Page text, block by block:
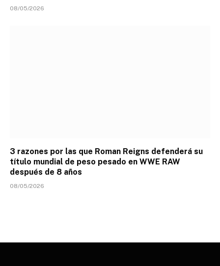
08/05/2026
3 razones por las que Roman Reigns defenderá su
título mundial de peso pesado en WWE RAW
después de 8 años
08/05/2026